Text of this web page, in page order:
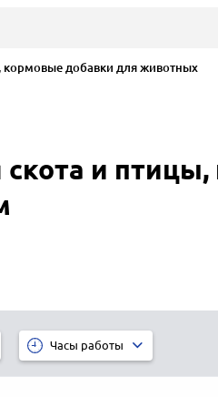
добавки для животных
и
Часы работы